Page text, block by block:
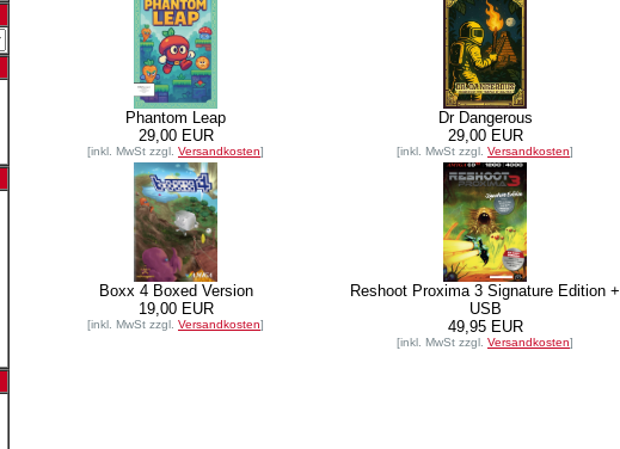
Phantom Leap
29,00 EUR
[inkl. MwSt zzgl. Versandkosten]
Dr Dangerous
29,00 EUR
[inkl. MwSt zzgl. Versandkosten]
Boxx 4 Boxed Version
19,00 EUR
[inkl. MwSt zzgl. Versandkosten]
Reshoot Proxima 3 Signature Edition +
USB
49,95 EUR
[inkl. MwSt zzgl. Versandkosten]